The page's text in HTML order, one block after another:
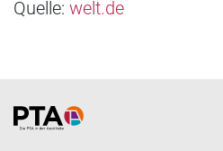
Quelle: welt.de
Home